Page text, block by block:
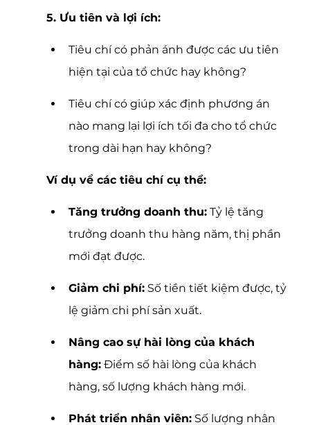
5. Ưu tiên và lợi ích:
Tiêu chí có phản ánh được các ưu tiên
hiện tại của tổ chức hay không?
Tiêu chí có giúp xác định phương án
nào mang lại lợi ích tối đa cho tổ chức
trong dài hạn hay không?
Ví dụ về các tiêu chí cụ thể:
Tăng trưởng doanh thu: Tỷ lệ tăng
trưởng doanh thu hàng năm, thị phần
mới đạt được.
Giảm chi phí: Số tiền tiết kiệm được, tỷ
lệ giảm chi phí sản xuất.
Nâng cao sự hài lòng của khách
hàng: Điểm số hài lòng của khách
hàng, số lượng khách hàng mới.
Phát triển nhân viên: Số lượng nhân